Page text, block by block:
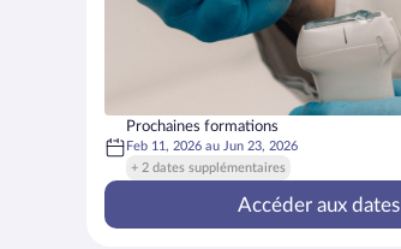
Prochaines formations
Feb 11, 2026 au Jun 23, 2026
+ 2 dates supplémentaires
Accéder aux dates